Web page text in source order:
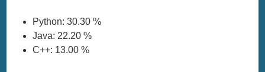
Python: 30.30 %
Java: 22.20 %
C++: 13.00 %